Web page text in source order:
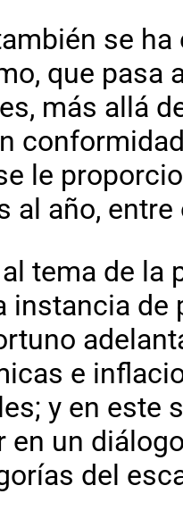
se
que pasa
más allá
le
al año,
tema de la
instancia
e
y en este
en un
del